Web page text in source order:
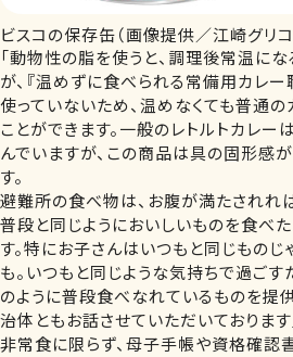
ビスコの保存缶（画像提供／江崎グリコ
「動物性の脂を使うと、調理後常温に
が、『温めずに食べられる常備用カレ
使っていないため、温めなくても普通
ことができます。一般のレトルトカレ
んでいますが、この商品は具の固形感
す。
避難所の食べ物は、お腹が満たされれ
普段と同じようにおいしいものを食べ
す。特にお子さんはいつもと同じもの
も。いつもと同じような気持ちで過ごす
のように普段食べなれているものを提
治体ともお話させていただいております
非常食に限らず、母子手帳や資格確認